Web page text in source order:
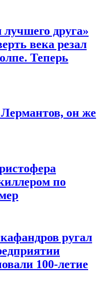
друга»
века резал
Теперь
он же
по
ругал
100-летие